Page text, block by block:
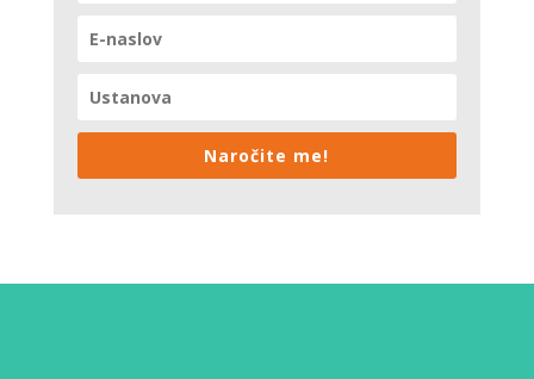
Naročite me!